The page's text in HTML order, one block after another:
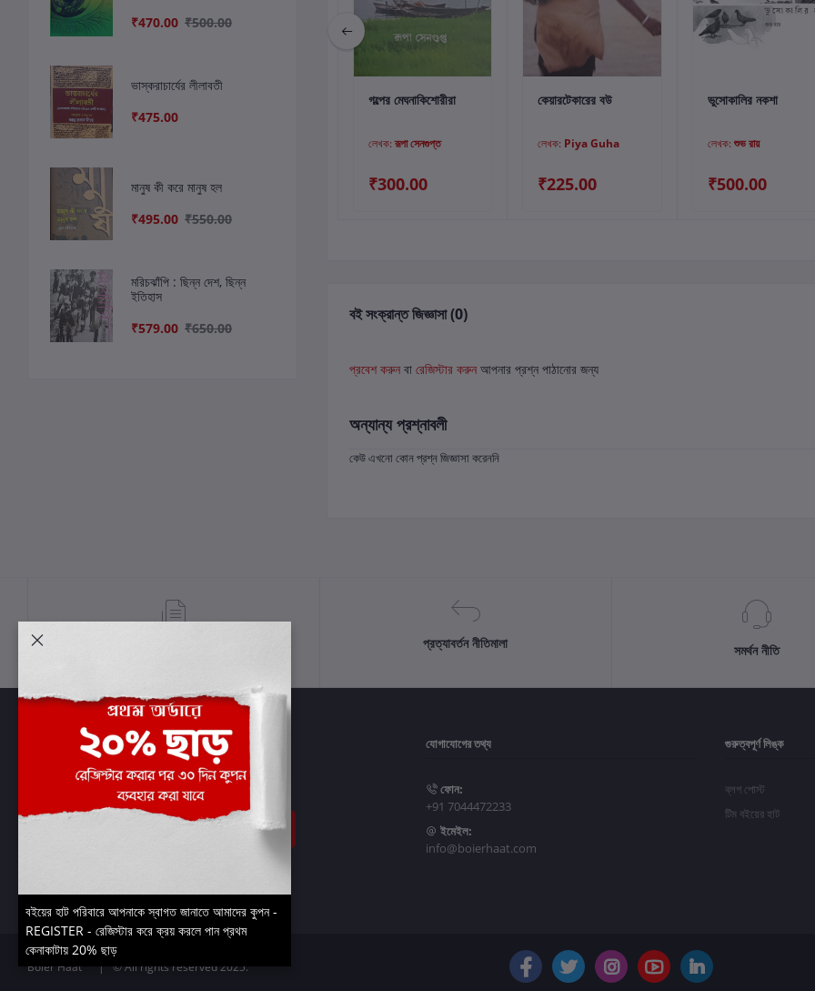
₹470.00 ₹500.00
ভাস্করাচার্যের লীলাবতী
₹475.00
মানুষ কী করে মানুষ হল
₹495.00 ₹550.00
মরিচঝাঁপি : ছিন্ন দেশ, ছিন্ন
ইতিহাস
₹579.00 ₹650.00
কার্টে যোগ করুন
লেখক:অনিল ঘড়াই
₹175.00 ₹300.00
কার্টে যোগ করুন
গল্পের মেঘনাকিশোরীরা
লেখক:রূপা সেনগুপ্ত
₹300.00
কার্টে যোগ করুন
কেয়ারটেকারের বউ
লেখক: Piya Guha
₹225.00
কার্টে যোগ করুন
ভুসোকালির নকশা
লেখক: শুভ রায়
₹500.00
বই সংক্রান্ত জিজ্ঞাসা (0)
প্রবেশ করুন বা রেজিস্টার করুন আপনার প্রশ্ন পাঠানোর জন্য
অন্যান্য প্রশ্নাবলী
কেউ এখনো কোন প্রশ্ন জিজ্ঞাসা করেননি
প্রত্যাবর্তন নীতিমালা সমর্থন নীতি
সাবস্ক্রাইব
যোগাযোগের তথ্য
ফোন:
+91 7044472233
ইমেইল:
info@boierhaat.com
গুরুত্বপূর্ণ লিঙ্ক
ব্লগ পোস্ট
টিম বইয়ের হাট
Boier Haat™ | © All rights reserved 2025.
বইয়ের হাট পরিবারে আপনাকে স্বাগত জানাতে আমাদের কুপন -
REGISTER - রেজিস্টার করে ক্রয় করলে পান প্রথম
কেনাকাটায় 20% ছাড়